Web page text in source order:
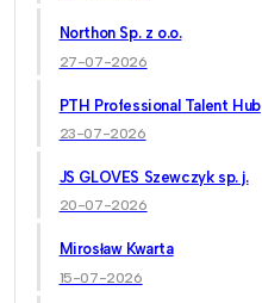
Northon Sp. z o.o.
27-07-2026
PTH Professional Talent Hub
23-07-2026
JS GLOVES Szewczyk sp. j.
20-07-2026
Mirosław Kwarta
15-07-2026